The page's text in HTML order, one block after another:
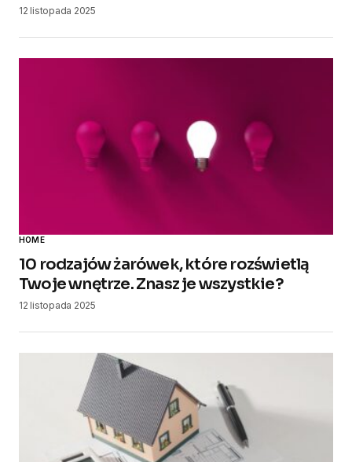
12 listopada 2025
HOME
10 rodzajów żarówek, które rozświetlą
Twoje wnętrze. Znasz je wszystkie?
12 listopada 2025